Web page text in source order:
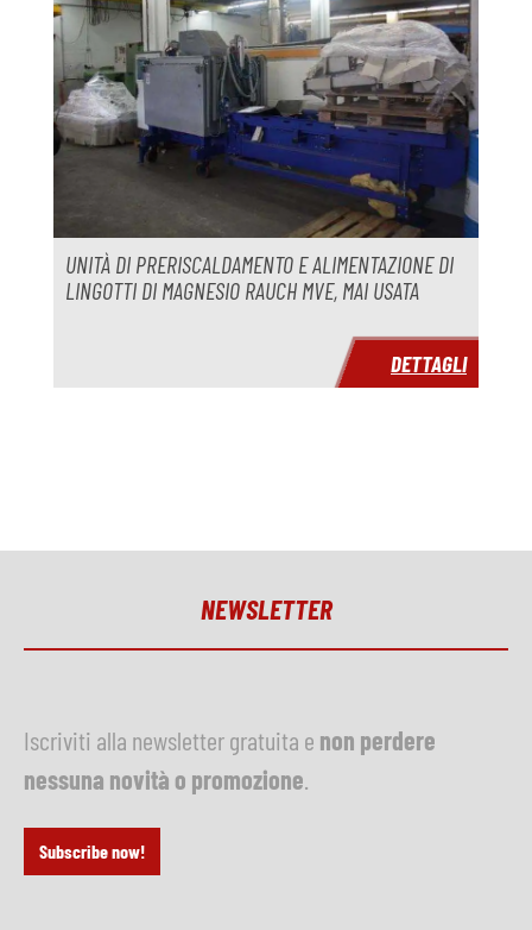
UNITÀ DI PRERISCALDAMENTO E ALIMENTAZIONE DI
LINGOTTI DI MAGNESIO RAUCH MVE, MAI USATA
DETTAGLI
NEWSLETTER
Iscriviti alla newsletter gratuita e non perdere
nessuna novità o promozione
Subscribe now!